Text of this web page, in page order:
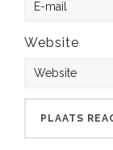
Website